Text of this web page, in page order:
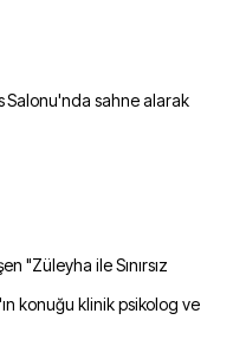
Salonu'nda sahne alarak
"Züleyha ile Sınırsız
konuğu klinik psikolog ve